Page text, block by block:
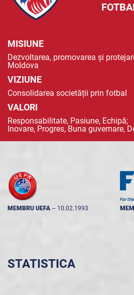
MISIUNE
Dezvoltarea, promovarea și
Moldova
VIZIUNE
Consolidarea societății prin fotbal
VALORI
Responsabilitate, Pasiune, Echipă;
Inovare, Progres, Buna guvernare,
MEMBRU UEFA -- 10.02.1993
STATISTICA